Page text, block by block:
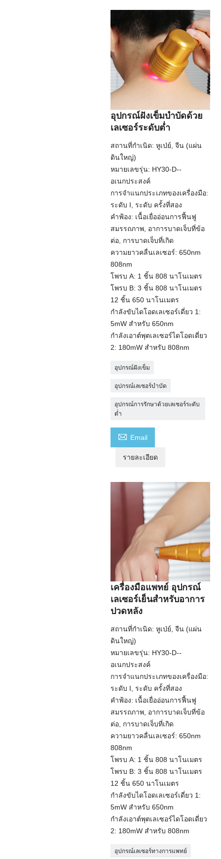
อุปกรณ์ฝังเข็มบำบัดด้วย
เลเซอร์ระดับต่ำ
สถานที่กำเนิด: หูเป่ย์, จีน (แผ่น
ดินใหญ่)
หมายเลขรุ่น: HY30-D--
อเนกประสงค์
การจำแนกประเภทของเครื่องมือ:
ระดับ I, ระดับ ครั้งที่สอง
คำฟ้อง: เนื้อเยื่ออ่อนการฟื้นฟู
สมรรถภาพ, อาการบาดเจ็บที่ข้อ
ต่อ, การบาดเจ็บที่เกิด
ความยาวคลื่นเลเซอร์: 650nm
808nm
โพรบ A: 1 ชิ้น 808 นาโนเมตร
โพรบ B: 3 ชิ้น 808 นาโนเมตร
12 ชิ้น 650 นาโนเมตร
กำลังขับไดโอดเลเซอร์เดี่ยว 1:
5mW สำหรับ 650nm
กำลังเอาต์พุตเลเซอร์ไดโอดเดี่ยว
2: 180mW สำหรับ 808nm
อุปกรณ์ฝังเข็ม
อุปกรณ์เลเซอร์บำบัด
อุปกรณ์การรักษาด้วยเลเซอร์ระดับ
ต่ำ
 Email
รายละเอียด
เครื่องมือแพทย์ อุปกรณ์
เลเซอร์เย็นสำหรับอาการ
ปวดหลัง
สถานที่กำเนิด: หูเป่ย์, จีน (แผ่น
ดินใหญ่)
หมายเลขรุ่น: HY30-D--
อเนกประสงค์
การจำแนกประเภทของเครื่องมือ:
ระดับ I, ระดับ ครั้งที่สอง
คำฟ้อง: เนื้อเยื่ออ่อนการฟื้นฟู
สมรรถภาพ, อาการบาดเจ็บที่ข้อ
ต่อ, การบาดเจ็บที่เกิด
ความยาวคลื่นเลเซอร์: 650nm
808nm
โพรบ A: 1 ชิ้น 808 นาโนเมตร
โพรบ B: 3 ชิ้น 808 นาโนเมตร
12 ชิ้น 650 นาโนเมตร
กำลังขับไดโอดเลเซอร์เดี่ยว 1:
5mW สำหรับ 650nm
กำลังเอาต์พุตเลเซอร์ไดโอดเดี่ยว
2: 180mW สำหรับ 808nm
อุปกรณ์เลเซอร์ทางการแพทย์